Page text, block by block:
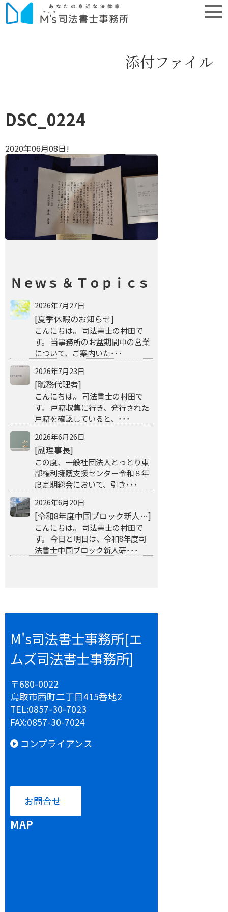
添付ファイル
DSC_0224
2020年06月08日!
Ｎｅｗｓ ＆ Ｔｏｐｉｃｓ
2026年7月27日
[夏季休暇のお知らせ]
こんにちは。 司法書士の村田で
す。 当事務所のお盆期間中の営業
について、ご案内いた･･･
2026年7月23日
[職務代理者]
こんにちは。 司法書士の村田で
す。 戸籍収集に行き、発行された
戸籍を確認していると、･･･
2026年6月26日
[副理事長]
この度、一般社団法人とっとり東
部権利擁護支援センター令和８年
度定期総会において、引き･･･
2026年6月20日
[令和8年度中国ブロック新人…]
こんにちは。 司法書士の村田で
す。 今日と明日は、令和8年度司
法書士中国ブロック新人研･･･
M's司法書士事務所[エ
ムズ司法書士事務所]
〒680-0022
鳥取市西町二丁目415番地2
TEL:0857-30-7023
FAX:0857-30-7024
コンプライアンス
お問合せ
MAP